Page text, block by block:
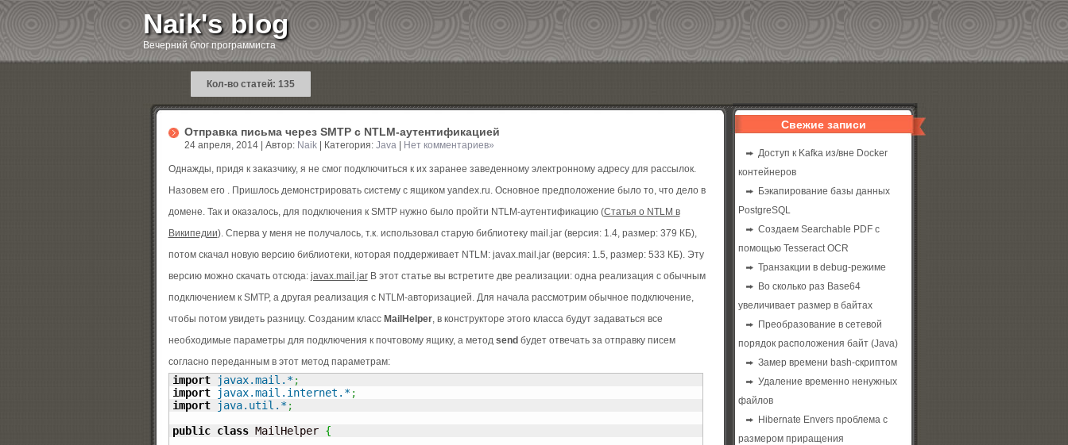
Naik's blog
Вечерний блог программиста
Кол-во статей: 135
Отправка письма через SMTP c NTLM-аутентификацией
24 апреля, 2014 | Автор: Naik| Категория: Java| Нет комментариев»
Однажды, придя к заказчику, я не смог подключиться к их заранее заведенному электронному адресу для рассылок.
Назовем его . Пришлось демонстрировать систему с ящиком yandex.ru. Основное предположение было то, что дело в
домене. Так и оказалось, для подключения к SMTP нужно было пройти NTLM-аутентификацию (Статья о NTLM в
Википедии). Сперва у меня не получалось, т.к. использовал старую библиотеку mail.jar (версия: 1.4, размер: 379 КБ),
потом скачал новую версию библиотеки, которая поддерживает NTLM: javax.mail.jar (версия: 1.5, размер: 533 КБ). Эту
версию можно скачать отсюда: javax.mail.jarВ этот статье вы встретите две реализации: одна реализация с обычным
подключением к SMTP, а другая реализация с NTLM-авторизацией. Для начала рассмотрим обычное подключение,
чтобы потом увидеть разницу. Созданим класс MailHelper, в конструкторе этого класса будут задаваться все
необходимые параметры для подключения к почтовому ящику, а метод send будет отвечать за отправку писем
согласно переданным в этот метод параметрам:
import javax.mail.*;
import
javax.mail.internet.*;
import
java.util.*;
public class MailHelper {
Свежие записи
Доступ к Kafka из/вне Docker
контейнеров
Бэкапирование базы данных
PostgreSQL
Создаем Searchable PDF с
помощью Tesseract OCR
Транзакции в debug-режиме
Во сколько раз Base64
увеличивает размер в байтах
Преобразование в сетевой
порядок расположения байт (Java)
Замер времени bash-скриптом
Удаление временно ненужных
файлов
Hibernate Envers проблема с
размером приращения